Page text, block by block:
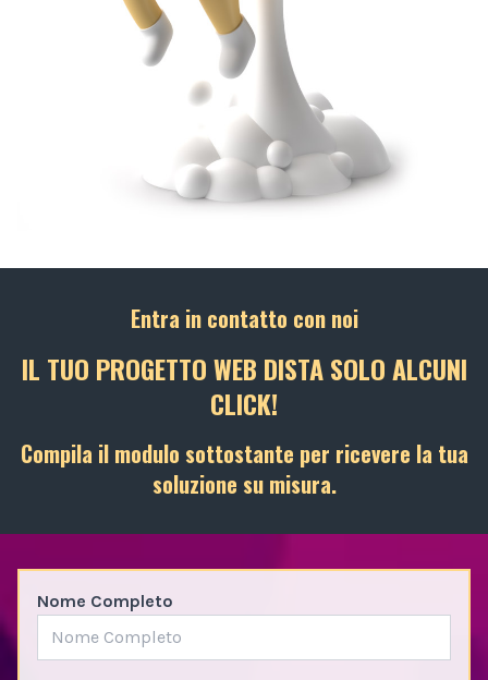
Entra in contatto con noi
IL TUO PROGETTO WEB DISTA SOLO ALCUNI
CLICK!
Compila il modulo sottostante per ricevere la tua
soluzione su misura.
Nome Completo